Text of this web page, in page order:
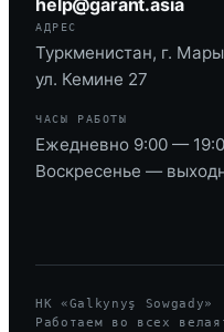
help@garant.asia
АДРЕС
Туркменистан, г. Мары
ул. Кемине 27
ЧАСЫ РАБОТЫ
Ежедневно 9:00 —
Воскресенье —
HK «Galkynyş
Работаем во всех